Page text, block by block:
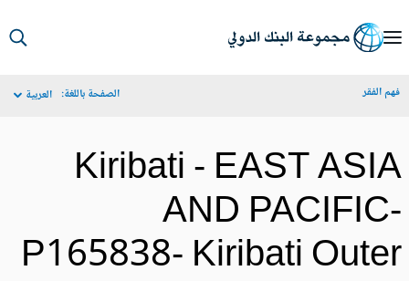
الفقر الصفحة باللغة: العربية
Kiribati - EAST
AND
P165838- Kiribati